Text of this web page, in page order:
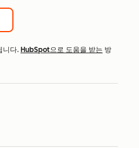
니다. HubSpot으로 도움을 받는 방